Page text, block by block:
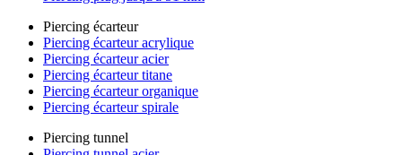
Piercing écarteur
Piercing écarteur acrylique
Piercing écarteur acier
Piercing écarteur titane
Piercing écarteur organique
Piercing écarteur spirale
Piercing tunnel